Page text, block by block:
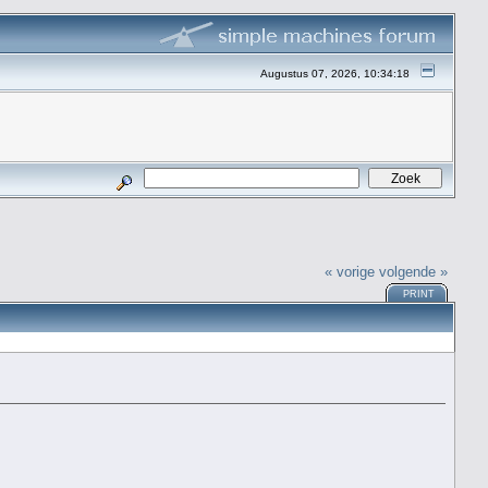
Augustus 07, 2026, 10:34:18
« vorige volgende »
PRINT